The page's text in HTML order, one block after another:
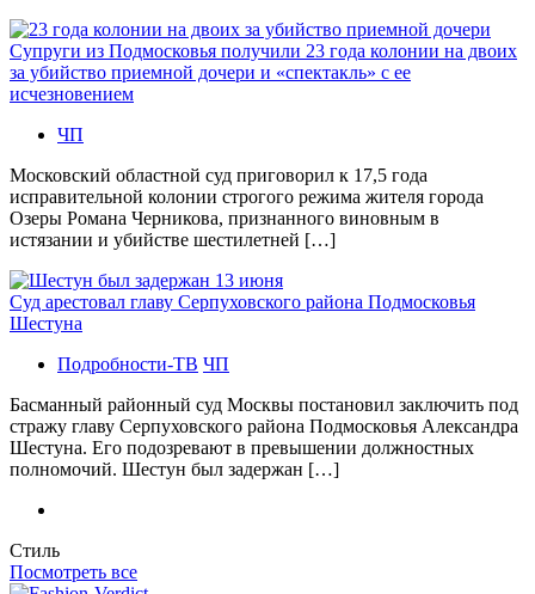
Супруги из Подмосковья получили 23 года колонии на двоих
за убийство приемной дочери и «спектакль» с ее
исчезновением
ЧП
Московский областной суд приговорил к 17,5 года
исправительной колонии строгого режима жителя города
Озеры Романа Черникова, признанного виновным в
истязании и убийстве шестилетней […]
Суд арестовал главу Серпуховского района Подмосковья
Шестуна
Подробности-ТВ ЧП
Басманный районный суд Москвы постановил заключить под
стражу главу Серпуховского района Подмосковья Александра
Шестуна. Его подозревают в превышении должностных
полномочий. Шестун был задержан […]
Стиль
Посмотреть все